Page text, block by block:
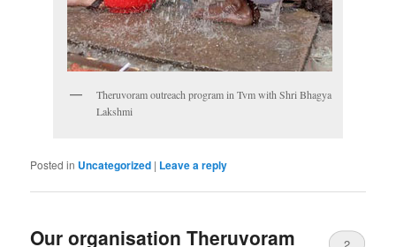
Theruvoram outreach program in Tvm with Shri Bhagya
Lakshmi
Posted in Uncategorized | Leave a reply
Our organisation Theruvoram